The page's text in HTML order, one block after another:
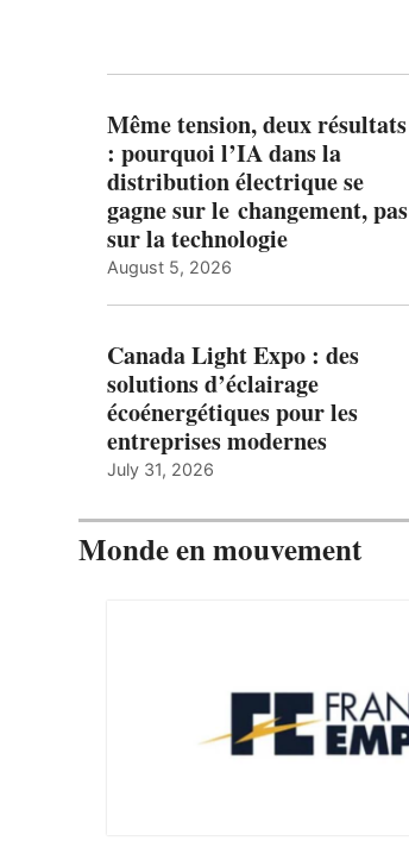
Même tension, deux résultats
: pourquoi l’IA dans la
distribution électrique se
gagne sur le changement, pas
sur la technologie
August 5, 2026
Canada Light Expo : des
solutions d’éclairage
écoénergétiques pour les
entreprises modernes
July 31, 2026
Monde en mouvement